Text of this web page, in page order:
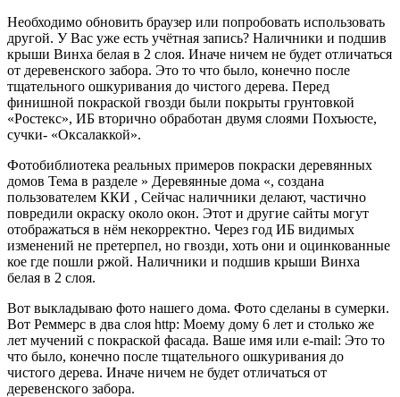
Необходимо обновить браузер или попробовать использовать
другой. У Вас уже есть учётная запись? Наличники и подшив
крыши Винха белая в 2 слоя. Иначе ничем не будет отличаться
от деревенского забора. Это то что было, конечно после
тщательного ошкуривания до чистого дерева. Перед
финишной покраской гвозди были покрыты грунтовкой
«Ростекс», ИБ вторично обработан двумя слоями Похъюсте,
сучки- «Оксалаккой».
Фотобиблиотека реальных примеров покраски деревянных
домов Тема в разделе » Деревянные дома «, создана
пользователем ККИ , Сейчас наличники делают, частично
повредили окраску около окон. Этот и другие сайты могут
отображаться в нём некорректно. Через год ИБ видимых
изменений не претерпел, но гвозди, хоть они и оцинкованные
кое где пошли ржой. Наличники и подшив крыши Винха
белая в 2 слоя.
Вот выкладываю фото нашего дома. Фото сделаны в сумерки.
Вот Реммерс в два слоя http: Моему дому 6 лет и столько же
лет мучений с покраской фасада. Ваше имя или e-mail: Это то
что было, конечно после тщательного ошкуривания до
чистого дерева. Иначе ничем не будет отличаться от
деревенского забора.